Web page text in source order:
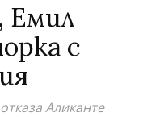
Емил
с
Аликанте